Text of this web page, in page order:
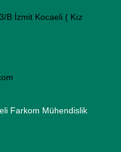
B İzmit Kocaeli ( Kız
Farkom Mühendislik